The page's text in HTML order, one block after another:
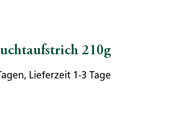
210g
Lieferzeit 1-3 Tage